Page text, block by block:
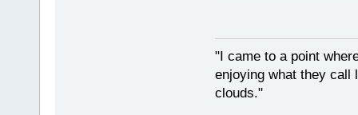
"I came to a point
enjoying what they call
clouds."